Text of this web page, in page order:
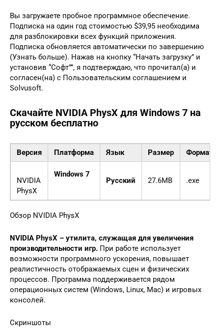
Вы загружаете пробное программное обеспечение.
Подписка на один год стоимостью $39,95 необходима
для разблокировки всех функций приложения.
Подписка обновляется автоматически по завершению
(Узнать больше). Нажав на кнопку “Начать загрузку” и
установив “Софт””, я подтверждаю, что прочитал(а) и
согласен(на) с Пользовательским соглашением и
Solvusoft.
Скачайте NVIDIA PhysX для Windows 7 на
русском бесплатно
Версия Платформа Язык Размер Формат
NVIDIA
PhysX
Windows 7
Русский 27.6MB .exe
Обзор NVIDIA PhysX
NVIDIA PhysX – утилита, служащая для увеличения
производительности игр. При работе использует
возможности программного ускорения, повышает
реалистичность отображаемых сцен и физических
процессов. Программа поддерживается рядом
операционных систем (Windows, Linux, Mac) и игровых
консолей.
Скриншоты